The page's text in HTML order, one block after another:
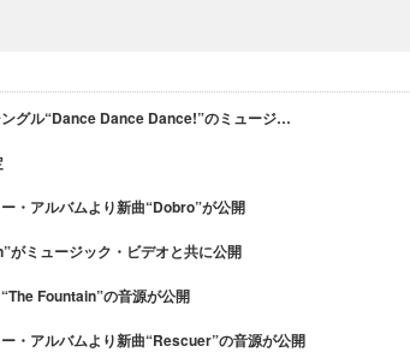
グル“Dance Dance Dance!”のミュージ…
・アルバムより新曲“Dobro”が公開
がミュージック・ビデオと共に公開
Fountain”の音源が公開
・アルバムより新曲“Rescuer”の音源が公開